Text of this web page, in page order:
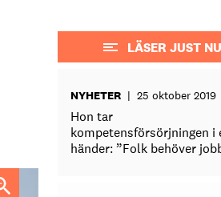
LÄSER JUST NU
NYHETER | 25 oktober 2019
Hon tar
kompetensförsörjningen i
händer: ”Folk behöver